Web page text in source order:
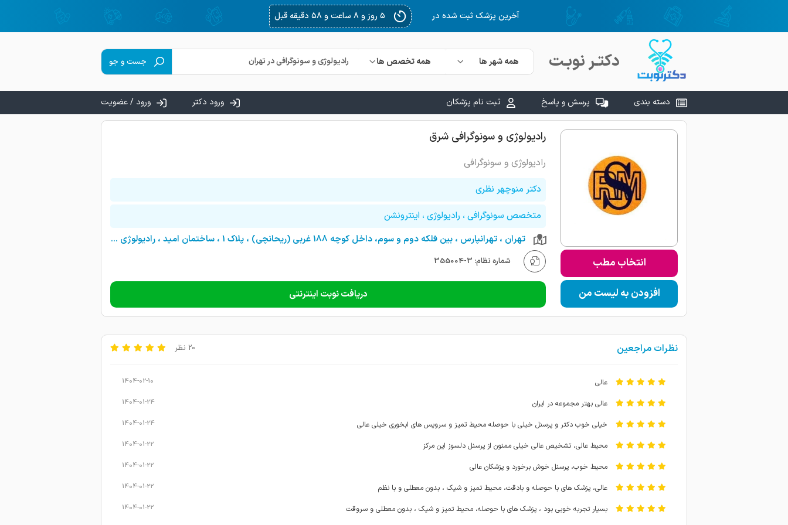
آخرین پزشک ثبت شده در ۵ روز و ۱۰ ساعت و ۴۱ دقیقه قبل
دکتـر نوبـت همه شهر ها همه تخصص ها جست و جو
دسته بندی پرسش و پاسخ ثبت نام پزشکان ورود دکتر ورود / عضویت
انتخاب مطب
افزودن به لیست من
رادیولوژی و سونوگرافی شرق
رادیولوژی و سونوگرافی
دکتر منوچهر نظری
متخصص سونوگرافی ، رادیولوژی ، اینترونشن
تهران ، تهرانپارس ، بین فلکه دوم و سوم، داخل کوچه 188 غربی (ریحانچی) ، پلاک 1 ، ساختمان امید ، رادیولوژی و سونوگرافی شرق
شماره نظام: 3-355004
دریافت نوبت اینترنتی
نظرات مراجعین 20 نظر
عالی 1404-02-10
عالی بهتر مجموعه در ایران 1404-01-24
خیلی خوب دکتر و پرسنل خیلی با حوصله محیط تمیز و سرویس های ابخوری خیلی عالی 1404-01-24
محیط عالی، تشخیص عالی خیلی ممنون از پرسنل دلسوز این مرکز 1404-01-22
محیط خوب، پرسنل خوش برخورد و پزشکان عالی 1404-01-22
عالی، پزشک های با حوصله و بادقت، محیط تمیز و شیک ، بدون معطلی و با نظم 1404-01-22
بسیار تجربه خوبی بود ، پزشک های با حوصله، محیط تمیز و شیک ، بدون معطلی و سروقت 1404-01-22